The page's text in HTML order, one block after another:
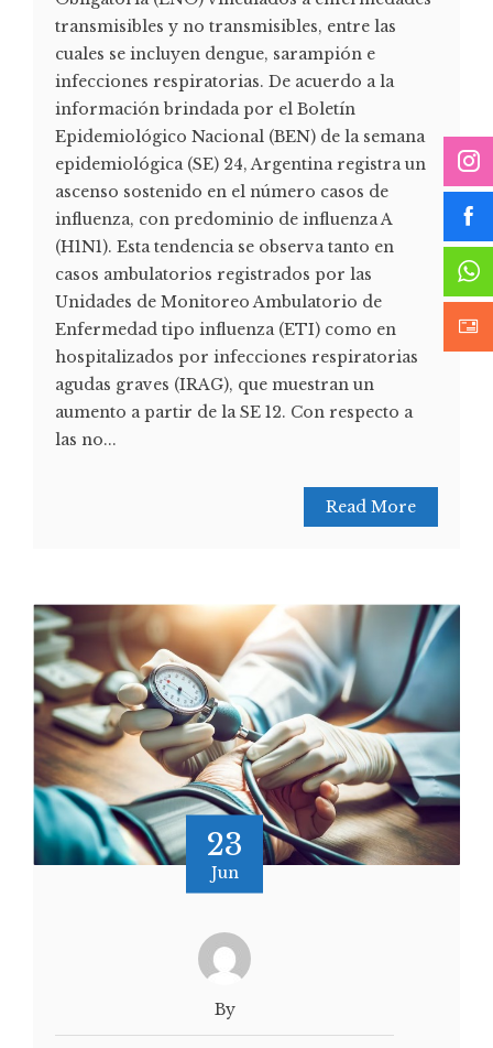
transmisibles y no transmisibles, entre las
cuales se incluyen dengue, sarampión e
infecciones respiratorias. De acuerdo a la
información brindada por el Boletín
Epidemiológico Nacional (BEN) de la semana
epidemiológica (SE) 24, Argentina registra un
ascenso sostenido en el número casos de
influenza, con predominio de influenza A
(H1N1). Esta tendencia se observa tanto en
casos ambulatorios registrados por las
Unidades de Monitoreo Ambulatorio de
Enfermedad tipo influenza (ETI) como en
hospitalizados por infecciones respiratorias
agudas graves (IRAG), que muestran un
aumento a partir de la SE 12. Con respecto a
las no...
Read More
23
Jun
By